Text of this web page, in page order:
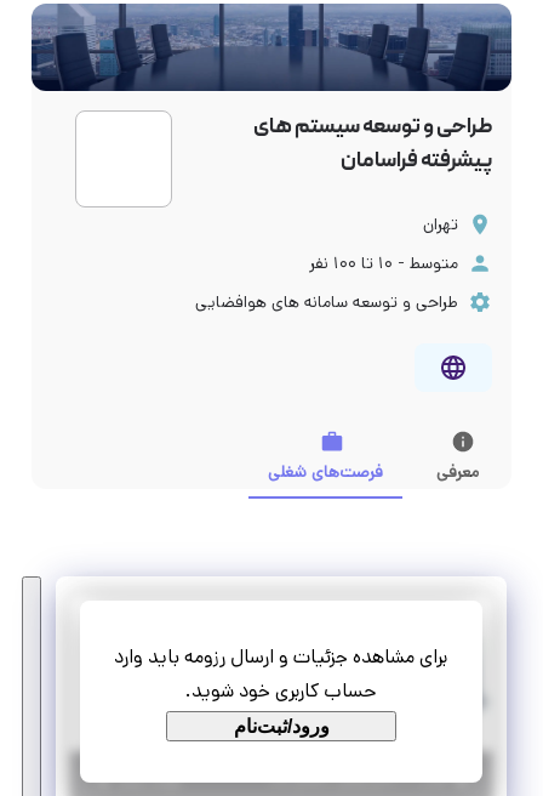
طراحی و توسعه سیستم های
پیشرفته فراسامان
تهران
متوسط - ۱۰ تا ۱۰۰ نفر
طراحی و توسعه سامانه های هوافضایی
معرفی فرصت‌های شغلی
برای مشاهده جزئیات و ارسال رزومه باید وارد
حساب کاربری خود شوید.
ورود/ثبت‌نام
تمام وقت پاره وقت
تهران |۳ سال پیش | منقضی شده جزئیات بیشتر